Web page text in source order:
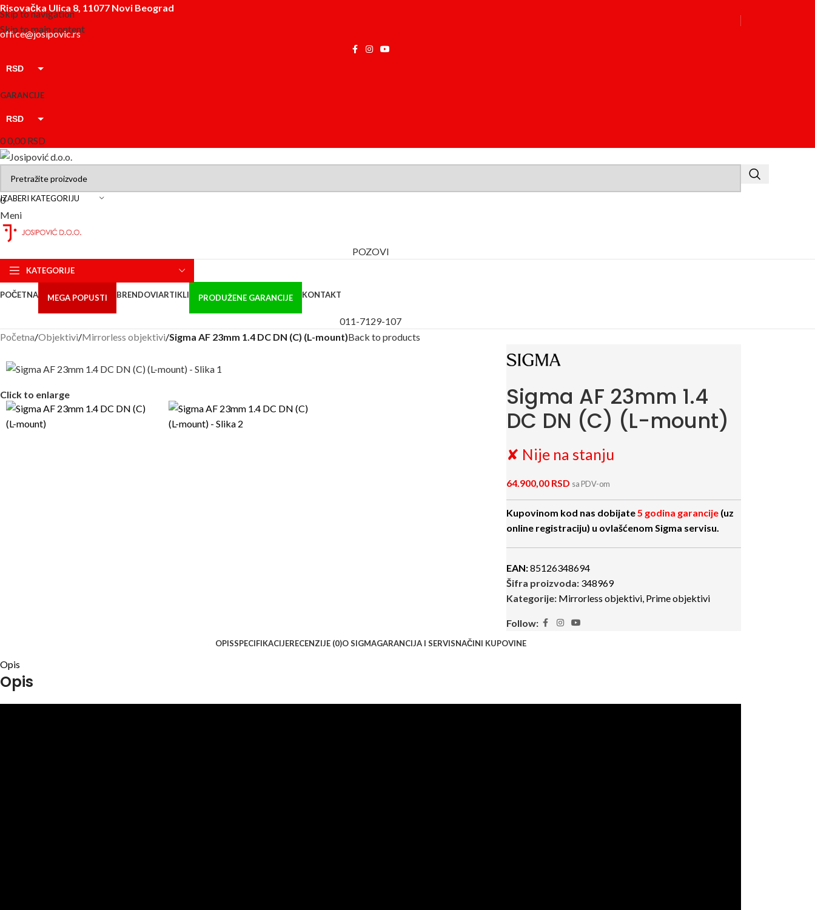
Skip to navigation
Skip to main content
Risovačka Ulica 8, 11077 Novi Beograd
office@josipovic.rs
RSD
EUR
GARANCIJE
RSD
EUR
00,00 RSD
IZABERI KATEGORIJU
0
Meni
POZOVI
KATEGORIJE
POČETNA MEGA POPUSTI BRENDOVIARTIKLI PRODUŽENE GARANCIJE KONTAKT
011-7129-107
Početna/Objektivi/Mirrorless objektivi/Sigma AF 23mm 1.4 DC DN (C) (L-mount)Back to products
Click to enlarge
Sigma AF 23mm 1.4
DC DN (C) (L-mount)
✘ Nije na stanju
64.900,00 RSD sa PDV-om
Kupovinom kod nas dobijate5 godina garancije(uz
online registraciju) u ovlašćenom Sigma servisu.
EAN:85126348694
Šifra proizvoda: 348969
Kategorije: Mirrorless objektivi, Prime objektivi
Follow:
OPISSPECIFIKACIJERECENZIJE (0)O SIGMAGARANCIJA I SERVISNAČINI KUPOVINE
Opis
Opis